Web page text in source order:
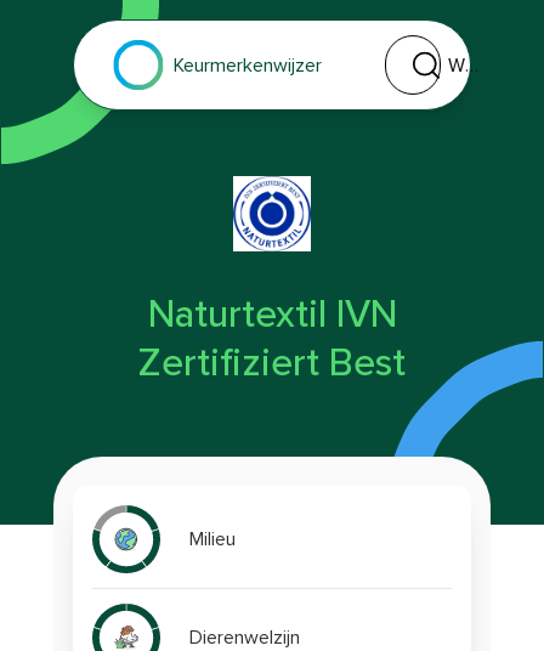
Keurmerkenwijzer
Welk keurmerk of
Naturtextil IVN
Zertifiziert Best
Milieu
Dierenwelzijn